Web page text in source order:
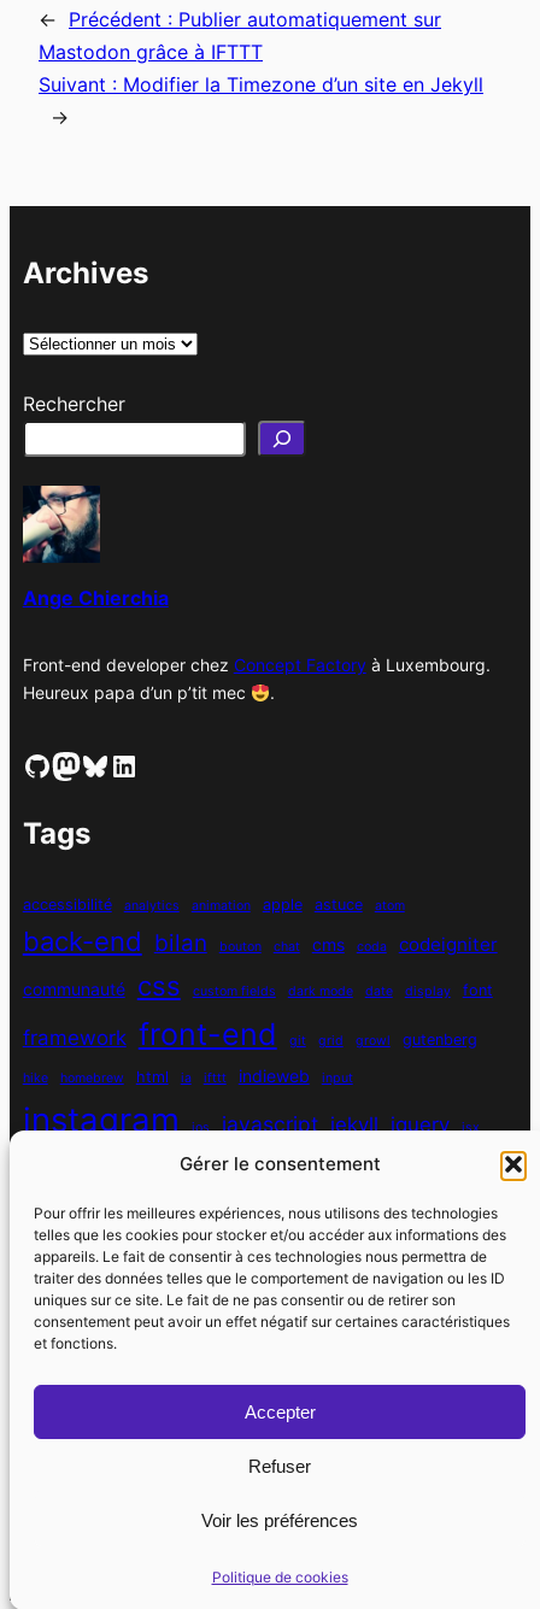
Gérer le consentement
Pour offrir les meilleures expériences, nous utilisons des technologies
telles que les cookies pour stocker et/ou accéder aux informations des
appareils. Le fait de consentir à ces technologies nous permettra de
traiter des données telles que le comportement de navigation ou les ID
uniques sur ce site. Le fait de ne pas consentir ou de retirer son
consentement peut avoir un effet négatif sur certaines caractéristiques
et fonctions.
Accepter
Refuser
Voir les préférences
Politique de cookies
← Précédent : Publier automatiquement sur
Mastodon grâce à IFTTT
Suivant : Modifier la Timezone d’un site en Jekyll
→
Archives
A
c
e
s
Rechercher
Ange Chierchia
Front-end developer chez Concept Factoryà Luxembourg.
Heureux papa d’un p’tit mec
.
GitHub Mastodon Bluesky LinkedIn
Tags
accessibilité analytics animation apple astuce atom
back-end bilan bouton chat cms coda codeigniter
communauté css custom fields dark mode date display font
framework front-end git grid growl gutenberg
hike homebrew html ia ifttt indieweb input
instagram ios javascript jekyll jquery jsx
masonry media queries mysql navigation
personnel php pixel plugin print
programmation objet python quotes react regex responsive run
réseaux sociaux
sport spotify spécificité static site generator steve jobs
strava utile
watchos wdapéro